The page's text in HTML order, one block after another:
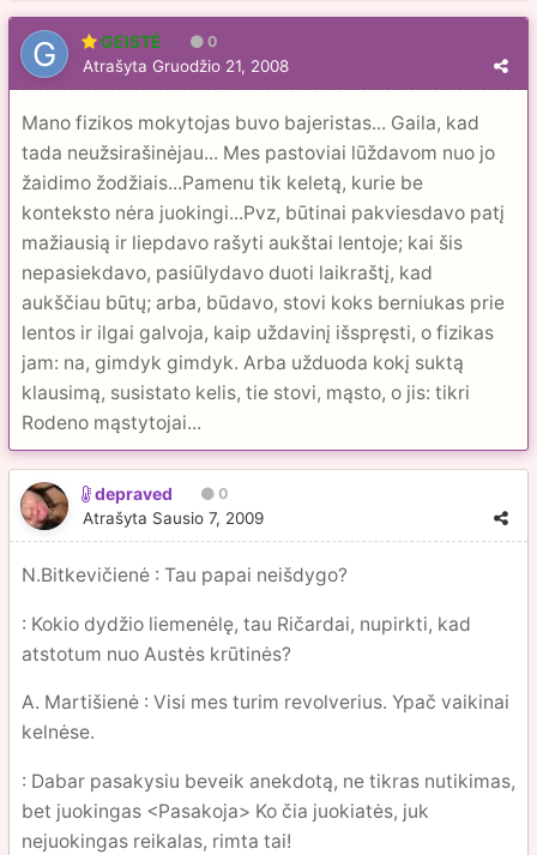
GEISTĖ 0
Atrašyta Gruodžio 21, 2008
Mano fizikos mokytojas buvo bajeristas... Gaila, kad
tada neužsirašinėjau... Mes pastoviai lūždavom nuo jo
žaidimo žodžiais...Pamenu tik keletą, kurie be
konteksto nėra juokingi...Pvz, būtinai pakviesdavo patį
mažiausią ir liepdavo rašyti aukštai lentoje; kai šis
nepasiekdavo, pasiūlydavo duoti laikraštį, kad
aukščiau būtų; arba, būdavo, stovi koks berniukas prie
lentos ir ilgai galvoja, kaip uždavinį išspręsti, o fizikas
jam: na, gimdyk gimdyk. Arba užduoda kokį suktą
klausimą, susistato kelis, tie stovi, mąsto, o jis: tikri
Rodeno mąstytojai...
depraved 0
Atrašyta Sausio 7, 2009
N.Bitkevičienė : Tau papai neišdygo?
: Kokio dydžio liemenėlę, tau Ričardai, nupirkti, kad
atstotum nuo Austės krūtinės?
A. Martišienė : Visi mes turim revolverius. Ypač vaikinai
kelnėse.
: Dabar pasakysiu beveik anekdotą, ne tikras nutikimas,
bet juokingas <Pasakoja> Ko čia juokiatės, juk
nejuokingas reikalas, rimta tai!